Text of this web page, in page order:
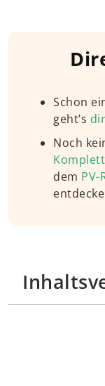
Schon
geht’s
Noch
dem PV-